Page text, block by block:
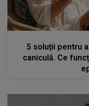
5 soluții pentru
caniculă. Ce